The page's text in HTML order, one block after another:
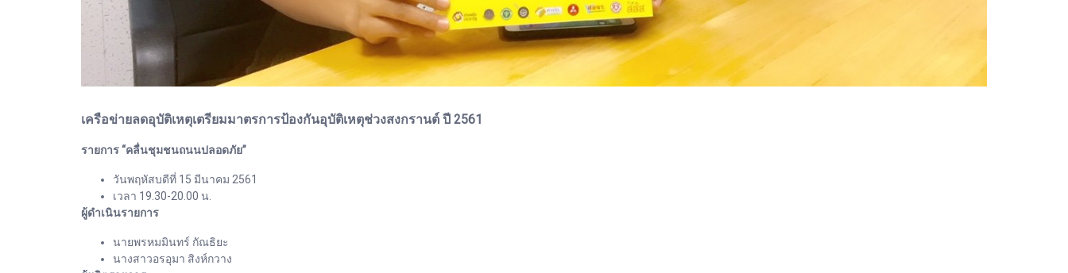
เครือข่ายลดอุบัติเหตุเตรียมมาตรการป้องกันอุบัติเหตุช่วงสงกรานต์ ปี 2561
รายการ “คลื่นชุมชนถนนปลอดภัย”
วันพฤหัสบดีที่ 15 มีนาคม 2561
เวลา 19.30-20.00 น.
ผู้ดำเนินรายการ
นายพรหมมินทร์ กัณธิยะ
นางสาวอรอุมา สิงห์กวาง